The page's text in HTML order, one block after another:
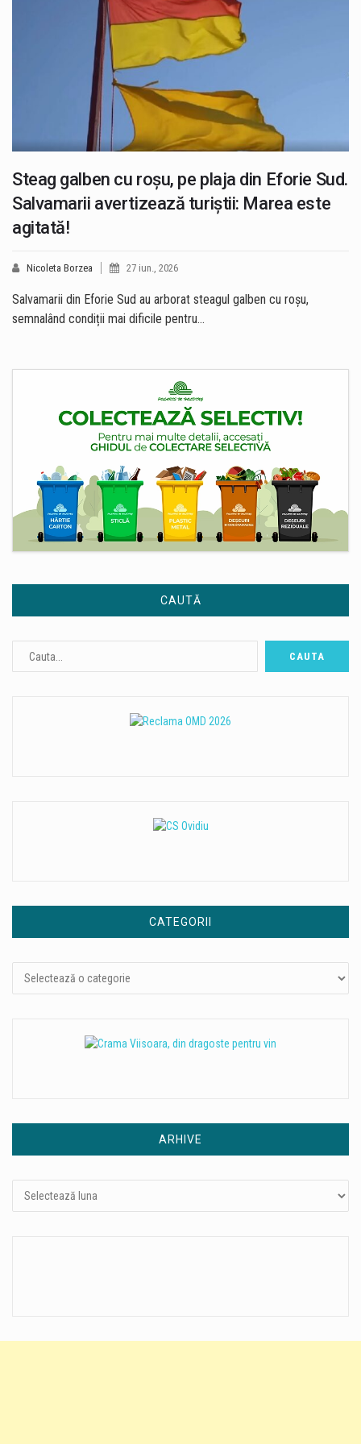
Steag galben cu roșu, pe plaja din Eforie Sud.
Salvamarii avertizează turiștii: Marea este
agitată!
Nicoleta Borzea 27 iun., 2026
Salvamarii din Eforie Sud au arborat steagul galben cu roșu,
semnalând condiții mai dificile pentru…
CAUTĂ
CATEGORII
ARHIVE